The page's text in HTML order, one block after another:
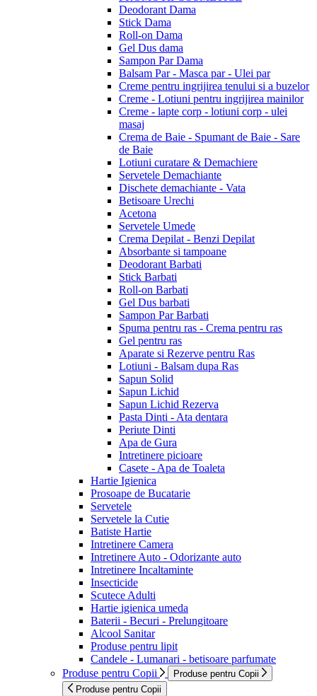
Deodorant Dama
Stick Dama
Roll-on Dama
Gel Dus dama
Sampon Par Dama
Balsam Par - Masca par - Ulei par
Creme pentru ingrijirea tenului si a buzelor
Creme - Lotiuni pentru ingrijirea mainilor
Creme - lapte corp - lotiuni corp - ulei
masaj
Crema de Baie - Spumant de Baie - Sare
de Baie
Lotiuni curatare & Demachiere
Servetele Demachiante
Dischete demachiante - Vata
Betisoare Urechi
Acetona
Servetele Umede
Crema Depilat - Benzi Depilat
Absorbante si tampoane
Deodorant Barbati
Stick Barbati
Roll-on Barbati
Gel Dus barbati
Sampon Par Barbati
Spuma pentru ras - Crema pentru ras
Gel pentru ras
Aparate si Rezerve pentru Ras
Lotiuni - Balsam dupa Ras
Sapun Solid
Sapun Lichid
Sapun Lichid Rezerva
Pasta Dinti - Ata dentara
Periute Dinti
Apa de Gura
Intretinere picioare
Casete - Apa de Toaleta
Hartie Igienica
Prosoape de Bucatarie
Servetele
Servetele la Cutie
Batiste Hartie
Intretinere Camera
Intretinere Auto - Odorizante auto
Intretinere Incaltaminte
Insecticide
Scutece Adulti
Hartie igienica umeda
Baterii - Becuri - Prelungitoare
Alcool Sanitar
Produse pentru lipit
Candele - Lumanari - betisoare parfumate
Produse pentru Copii
Produse pentru Copii
Produse pentru Copii